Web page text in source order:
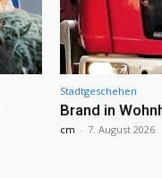
Stadtgeschehen
Brand in
cm - 7. August 2026